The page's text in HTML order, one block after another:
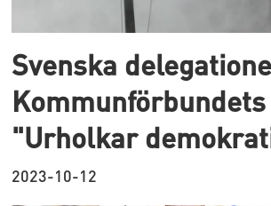
Svenska
"Urholkar
2023-10-12